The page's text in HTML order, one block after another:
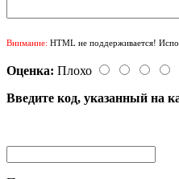
Внимание: HTML не поддерживается!
Оценка: Плохо
Введите код, указанный на